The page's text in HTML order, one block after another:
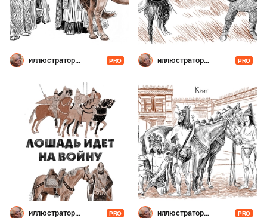
иллюстратор
PRO
иллюстратор
PRO
иллюстратор
PRO
иллюстратор
PRO